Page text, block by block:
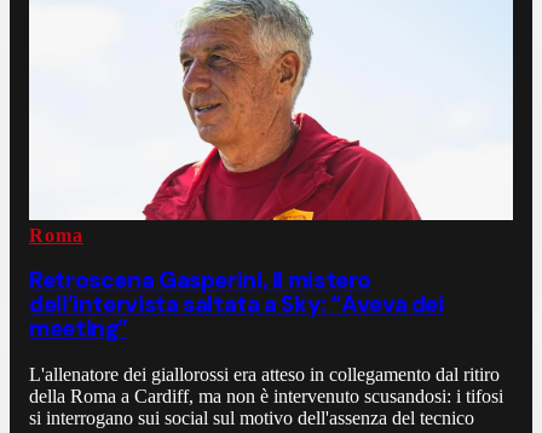
Roma
Retroscena Gasperini, il mistero
dell’intervista saltata a Sky: “Aveva dei
meeting”
L'allenatore dei giallorossi era atteso in collegamento dal ritiro
della Roma a Cardiff, ma non è intervenuto scusandosi: i tifosi
si interrogano sui social sul motivo dell'assenza del tecnico